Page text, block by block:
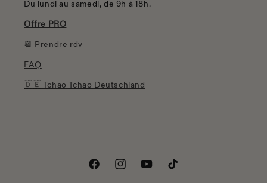
Du lundi au samedi, de 9h à 18h.
Offre PRO
📆 Prendre rdv
FAQ
🇩🇪 Tchao Tchao Deutschland
FacebookInstagramYouTubeTikTok